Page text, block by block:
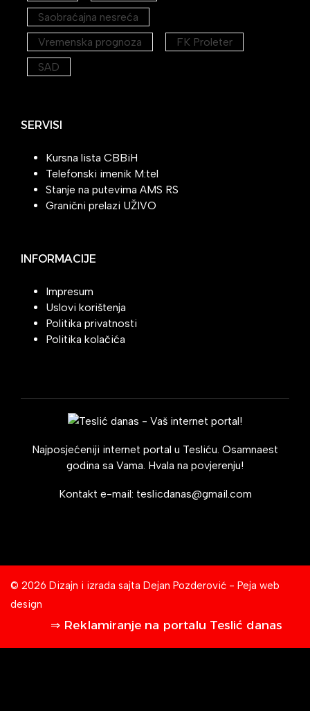
Saobraćajna nesreća
Vremenska prognoza
FK Proleter
SAD
SERVISI
Kursna lista CBBiH
Telefonski imenik M:tel
Stanje na putevima AMS RS
Granični prelazi UŽIVO
INFORMACIJE
Impresum
Uslovi korištenja
Politika privatnosti
Politika kolačića
Najposjećeniji internet portal u Tesliću. Osamnaest
godina sa Vama. Hvala na povjerenju!
Kontakt e-mail: teslicdanas@gmail.com
© 2026 Dizajn i izrada sajta Dejan Pozderović - Peja web
design
⇒ Reklamiranje na portalu Teslić danas